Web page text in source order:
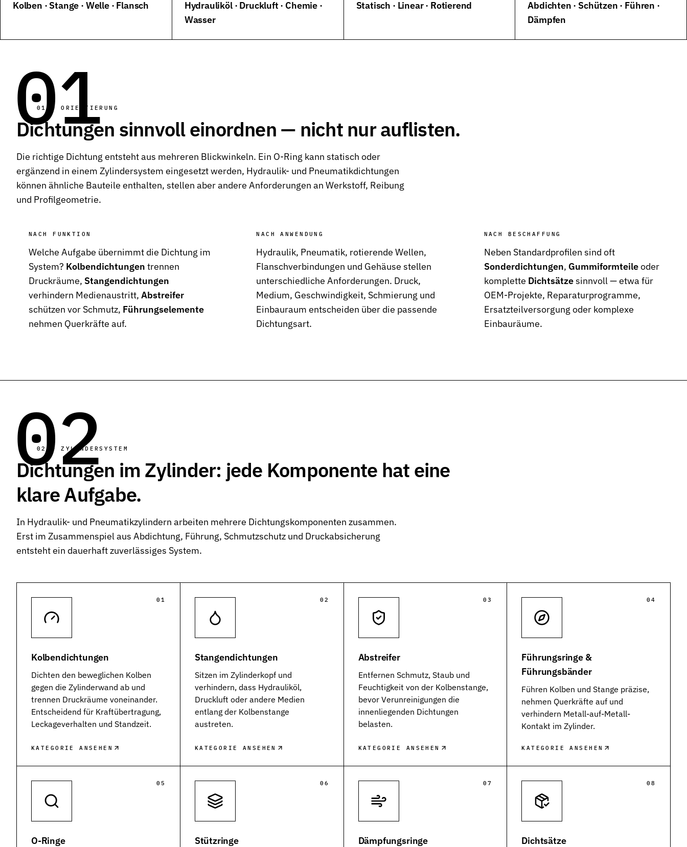
Kolbendichtungen
Sichere Abdichtung von Kolbenbewegungen in Hydraulik- und Pneumatik
O-Ringe
Universelle Dichtungslösung für vielfältige Anwendungen
Dichtungslösungen für rotierende Wellen und Rotoren
Abstreifer
Effektiver Schutz vor Schmutz, Staub und Feuchtigkeit
Anti-Extrusions-Element, schützt O-Ringe bei hohem Druck
Dämpfungsringe
Kontrollierte Endlagendämpfung im Pneumatikzylinder
Flachdichtungen
Zuverlässige Abdichtung für plane Flächen, Flansche und Gehäuseverbindungen
Komplettlösungen aus abgestimmten Dichtungselementen
Individuell entwickelte Dichtungslösungen
Hydraulikdichtungen
Hochleistungsdichtungen für hydraulische Anwendungen
Pneumatikdichtungen
Zuverlässige Dichtungslösungen für Pneumatikzylinder
Statische Dichtungen
Dynamische Dichtungen
Effiziente Dichtungslösungen für dynamische Anwendungen
Elastomerschmiermittel
Das Unternehmen und Team kennenlernen
Leistungen
Was wir für Sie tun können
Kontakt
Nehmen Sie Kontakt mit uns auf
Karriere
Zertifikate zum Download
Impressum
Rechtliche Informationen zu unserem Unternehmen
AGB
Kolben · Stange · Welle · Flansch
Hydrauliköl · Druckluft · Chemie ·
Wasser
Statisch · Linear · Rotierend
Abdichten · Schützen · Führen ·
Dämpfen
01
01 — ORIENTIERUNG
Dichtungen sinnvoll einordnen — nicht nur auflisten.
Die richtige Dichtung entsteht aus mehreren Blickwinkeln. Ein O-Ring kann statisch oder
ergänzend in einem Zylindersystem eingesetzt werden, Hydraulik- und Pneumatikdichtungen
können ähnliche Bauteile enthalten, stellen aber andere Anforderungen an Werkstoff, Reibung
und Profilgeometrie.
NACH FUNKTION
Welche Aufgabe übernimmt die Dichtung im
System? Kolbendichtungen trennen
Druckräume, Stangendichtungen
verhindern Medienaustritt, Abstreifer
schützen vor Schmutz, Führungselemente
nehmen Querkräfte auf.
NACH ANWENDUNG
Hydraulik, Pneumatik, rotierende Wellen,
Flanschverbindungen und Gehäuse stellen
unterschiedliche Anforderungen. Druck,
Medium, Geschwindigkeit, Schmierung und
Einbauraum entscheiden über die passende
Dichtungsart.
NACH BESCHAFFUNG
Neben Standardprofilen sind oft
Sonderdichtungen, Gummiformteileoder
komplette Dichtsätzesinnvoll — etwa für
OEM-Projekte, Reparaturprogramme,
Ersatzteilversorgung oder komplexe
Einbauräume.
02
02 — ZYLINDERSYSTEM
Dichtungen im Zylinder: jede Komponente hat eine
klare Aufgabe.
In Hydraulik- und Pneumatikzylindern arbeiten mehrere Dichtungskomponenten zusammen.
Erst im Zusammenspiel aus Abdichtung, Führung, Schmutzschutz und Druckabsicherung
entsteht ein dauerhaft zuverlässiges System.
01
Kolbendichtungen
Dichten den beweglichen Kolben
gegen die Zylinderwand ab und
trennen Druckräume voneinander.
Entscheidend für Kraftübertragung,
Leckageverhalten und Standzeit.
KATEGORIE ANSEHEN
02
Stangendichtungen
Sitzen im Zylinderkopf und
verhindern, dass Hydrauliköl,
Druckluft oder andere Medien
entlang der Kolbenstange
austreten.
KATEGORIE ANSEHEN
03
Abstreifer
Entfernen Schmutz, Staub und
Feuchtigkeit von der Kolbenstange,
bevor Verunreinigungen die
innenliegenden Dichtungen
belasten.
KATEGORIE ANSEHEN
04
Führungsringe &
Führungsbänder
Führen Kolben und Stange präzise,
nehmen Querkräfte auf und
verhindern Metall-auf-Metall-
Kontakt im Zylinder.
KATEGORIE ANSEHEN
05
O-Ringe
06
Stützringe
07
Dämpfungsringe
08
Dichtsätze